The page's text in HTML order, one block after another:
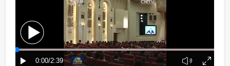
科技 能源 房产
图片 视频 彩票